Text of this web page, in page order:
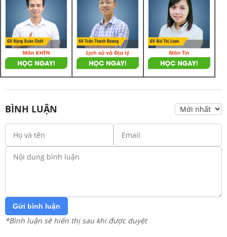
BÌNH LUẬN
Gửi bình luận
*Bình luận sẽ hiển thị sau khi được duyệt